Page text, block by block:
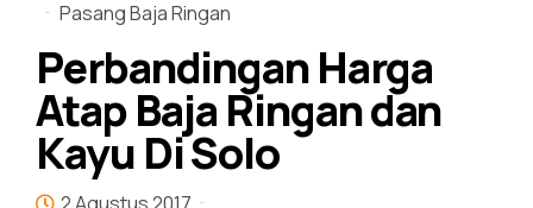
Pasang Baja Ringan
Perbandingan Harga
Atap Baja Ringan dan
Kayu Di Solo
2 Agustus 2017